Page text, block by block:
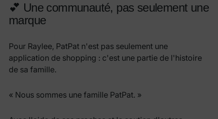
💕 Une communauté, pas seulement une
marque
Pour Raylee, PatPat n'est pas seulement une
application de shopping : c'est une partie de l'histoire
de sa famille.
« Nous sommes une famille PatPat. »